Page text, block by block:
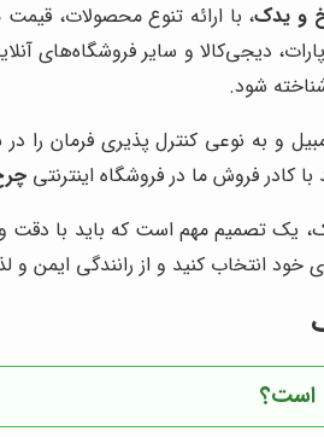
و یدک، با ارائه تنوع محصولات،
دیجی‌کالا و سایر فروشگاه‌های
شود.
و به نوعی کنترل پذیری فرمان
کادر فروش ما در فروشگاه اینترنتی
یک تصمیم مهم است که باید با دقت و
خود انتخاب کنید و از رانندگی
است؟